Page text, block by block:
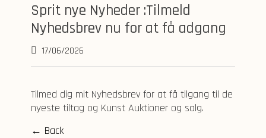
Sprit nye Nyheder :Tilmeld
Nyhedsbrev nu for at få adgang
17/06/2026
Tilmed dig mit Nyhedsbrev for at få tilgang til de
nyeste tiltag og Kunst Auktioner og salg.
← Back